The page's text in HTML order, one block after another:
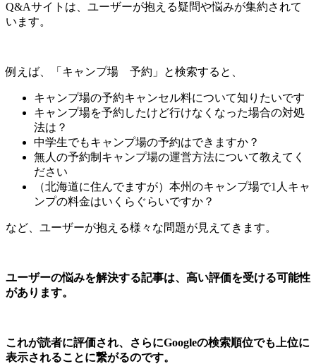
Q&Aサイトは、ユーザーが抱える疑問や悩みが集約されて
います。
例えば、「キャンプ場 予約」と検索すると、
キャンプ場の予約キャンセル料について知りたいです
キャンプ場を予約したけど行けなくなった場合の対処
法は？
中学生でもキャンプ場の予約はできますか？
無人の予約制キャンプ場の運営方法について教えてく
ださい
（北海道に住んでますが）本州のキャンプ場で1人キャ
ンプの料金はいくらぐらいですか？
など、ユーザーが抱える様々な問題が見えてきます。
ユーザーの悩みを解決する記事は、高い評価を受ける可能性
があります。
これが読者に評価され、さらにGoogleの検索順位でも上位に
表示されることに繋がるのです。